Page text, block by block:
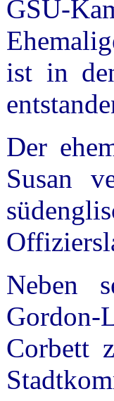
GSU-
ist in
Der
Susan
Neben
Gordon-
Corbett